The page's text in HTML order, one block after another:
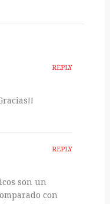
REPLY
REPLY
son un
con